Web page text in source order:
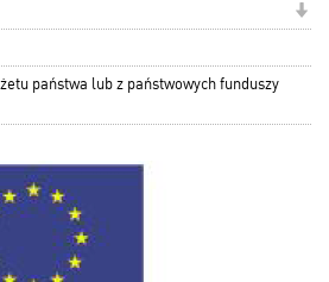
państwa lub z państwowych funduszy